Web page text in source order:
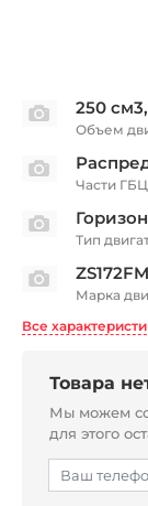
250
Объем
Части
Тип
Марка
Все
Товара
Мы можем
для этого